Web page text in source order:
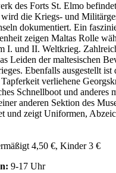
des Forts St. Elmo
die Kriegs- und
dokumentiert. Ein
zeigen Maltas Rolle
I. und II. Weltkrieg.
Leiden der maltesischen
Ebenfalls ausgestellt ist
verliehene
Schnellboot und anderes
anderen Sektion des
und zeigt Uniformen,
4,50 €, Kinder 3 €
9-17 Uhr